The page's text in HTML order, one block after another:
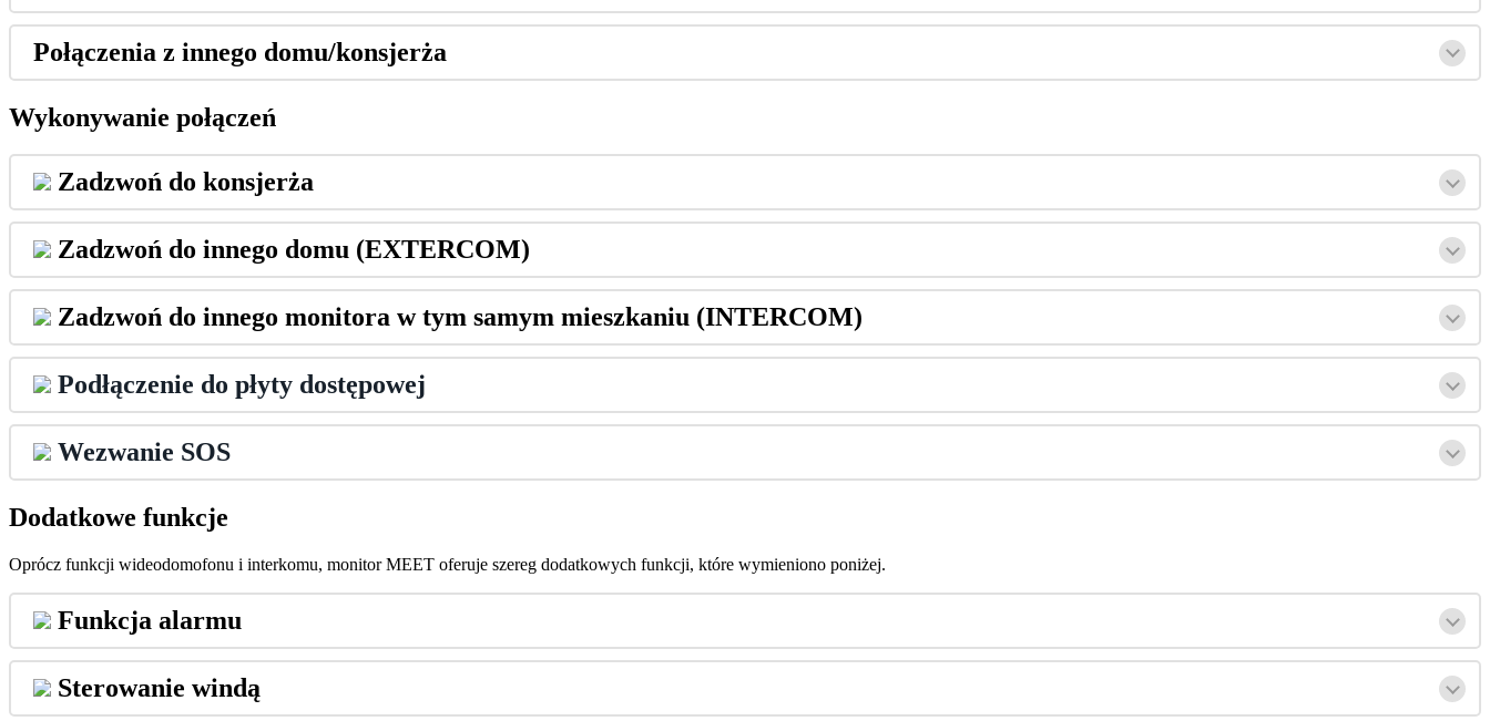
Połączenia z innego domu/konsjerża
Wykonywanie połączeń
Zadzwoń do konsjerża
Zadzwoń do innego domu (EXTERCOM)
Zadzwoń do innego monitora w tym samym mieszkaniu (INTERCOM)
Podłączenie do płyty dostępowej
Wezwanie SOS
Dodatkowe funkcje
Oprócz funkcji wideodomofonu i interkomu, monitor MEET oferuje szereg dodatkowych funkcji, które wymieniono poniżej.
Funkcja alarmu
Sterowanie windą